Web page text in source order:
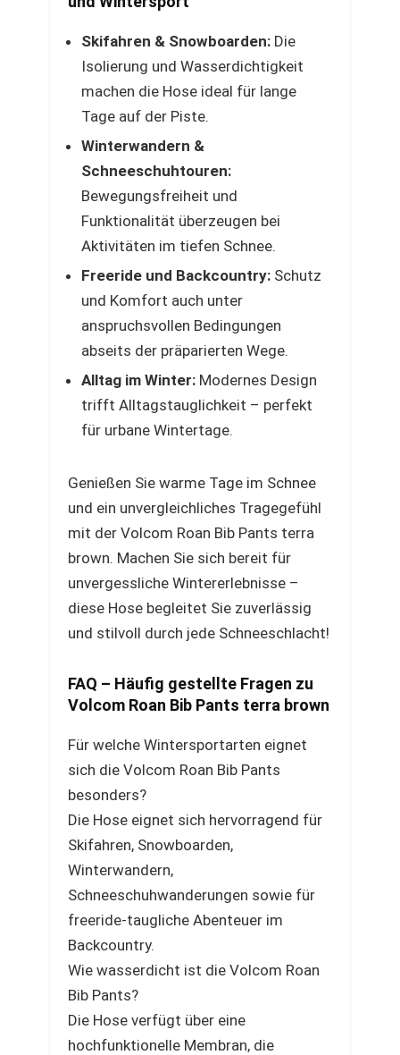
Skifahren & Snowboarden: Die
Isolierung und Wasserdichtigkeit
machen die Hose ideal für lange
Tage auf der Piste.
Winterwandern &
Schneeschuhtouren:
Bewegungsfreiheit und
Funktionalität überzeugen bei
Aktivitäten im tiefen Schnee.
Freeride und Backcountry: Schutz
und Komfort auch unter
anspruchsvollen Bedingungen
abseits der präparierten Wege.
Alltag im Winter: Modernes Design
trifft Alltagstauglichkeit – perfekt
für urbane Wintertage.
Genießen Sie warme Tage im Schnee
und ein unvergleichliches Tragegefühl
mit der Volcom Roan Bib Pants terra
brown. Machen Sie sich bereit für
unvergessliche Wintererlebnisse –
diese Hose begleitet Sie zuverlässig
und stilvoll durch jede Schneeschlacht!
FAQ – Häufig gestellte Fragen zu
Volcom Roan Bib Pants terra brown
Für welche Wintersportarten eignet
sich die Volcom Roan Bib Pants
besonders?
Die Hose eignet sich hervorragend für
Skifahren, Snowboarden,
Winterwandern,
Schneeschuhwanderungen sowie für
freeride-taugliche Abenteuer im
Backcountry.
Wie wasserdicht ist die Volcom Roan
Bib Pants?
Die Hose verfügt über eine
hochfunktionelle Membran, die